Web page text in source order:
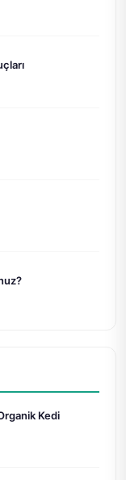
Kedi